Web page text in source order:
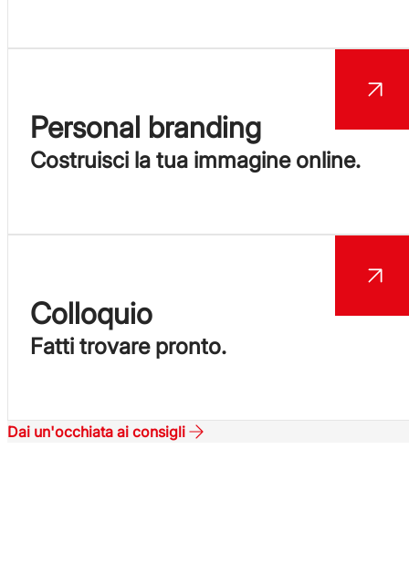
Personal branding
Costruisci la tua immagine online.
Colloquio
Fatti trovare pronto.
Dai un'occhiata ai consigli